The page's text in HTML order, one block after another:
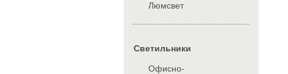
Люмсвет
Cветильники
Офисно-